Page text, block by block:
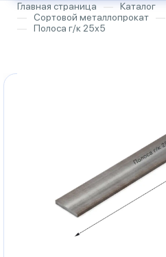
Главная страница —
Каталог
—
Сортовой металлопрокат —
—
Полоса г/к 25х5